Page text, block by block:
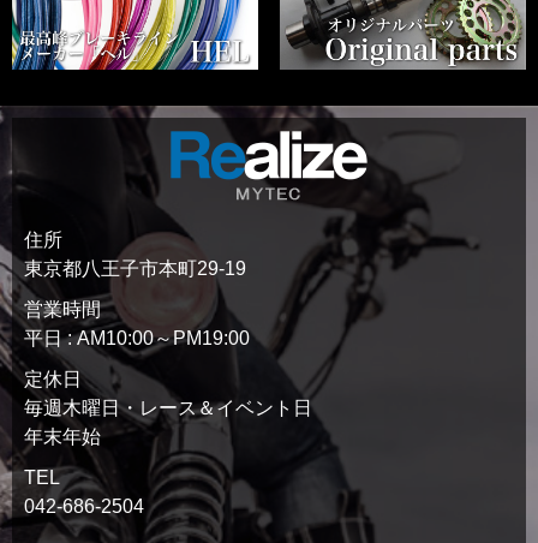
住所
東京都八王子市本町29-19
営業時間
平日 : AM10:00～PM19:00
定休日
毎週木曜日・レース＆イベント日
年末年始
TEL
042-686-2504